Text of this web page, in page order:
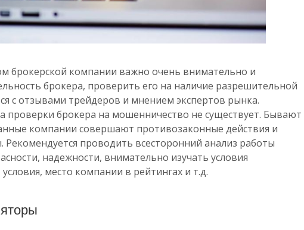
брокерской компании важно очень внимательно и
брокера, проверить его на наличие разрешительной
с отзывами трейдеров и мнением экспертов рынка.
проверки брокера на мошенничество не существует. Бывают
компании совершают противозаконные действия и
Рекомендуется проводить всесторонний анализ работы
надежности, внимательно изучать условия
место компании в рейтингах и т.д.